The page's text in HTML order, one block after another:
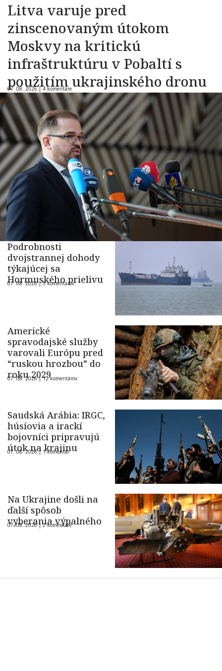
Litva varuje pred
zinscenovaným útokom
Moskvy na kritickú
infraštruktúru v Pobaltí s
použitím ukrajinského dronu
07. 08. 2026 |4 komentáre
Podrobnosti
dvojstrannej dohody
týkajúcej sa
Hormuského prielivu
07. 08. 2026 |5 komentárov
Americké
spravodajské služby
varovali Európu pred
“ruskou hrozbou” do
roku 2029
07. 08. 2026 |12 komentárov
Saudská Arábia: IRGC,
húsíovia a irackí
bojovníci pripravujú
útok na krajinu
07. 08. 2026 | 1 komentár
Na Ukrajine došli na
ďalší spôsob
vyberania výpalného
07. 08. 2026 |2 komentáre